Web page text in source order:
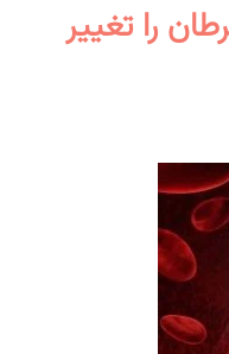
را تغییر